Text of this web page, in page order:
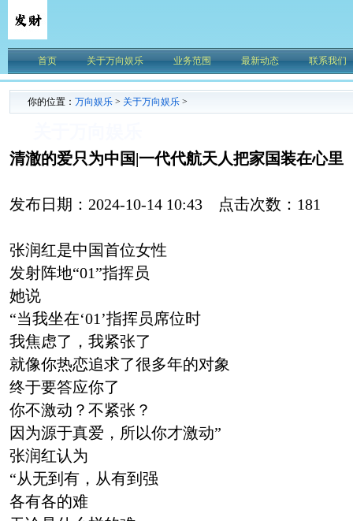
首页 关于万向娱乐 业务范围 最新动态 联系我们
你的位置： 万向娱乐 > 关于万向娱乐 >
清澈的爱只为中国|一代代航天人把家国装在心里
发布日期：2024-10-14 10:43 点击次数：181
张润红是中国首位女性
发射阵地“01”指挥员
她说
“当我坐在‘01’指挥员席位时
我焦虑了，我紧张了
就像你热恋追求了很多年的对象
终于要答应你了
你不激动？不紧张？
因为源于真爱，所以你才激动”
张润红认为
“从无到有，从有到强
各有各的难